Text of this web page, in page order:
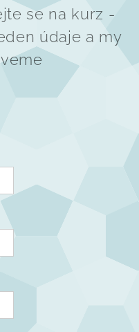
se na kurz -
údaje a my